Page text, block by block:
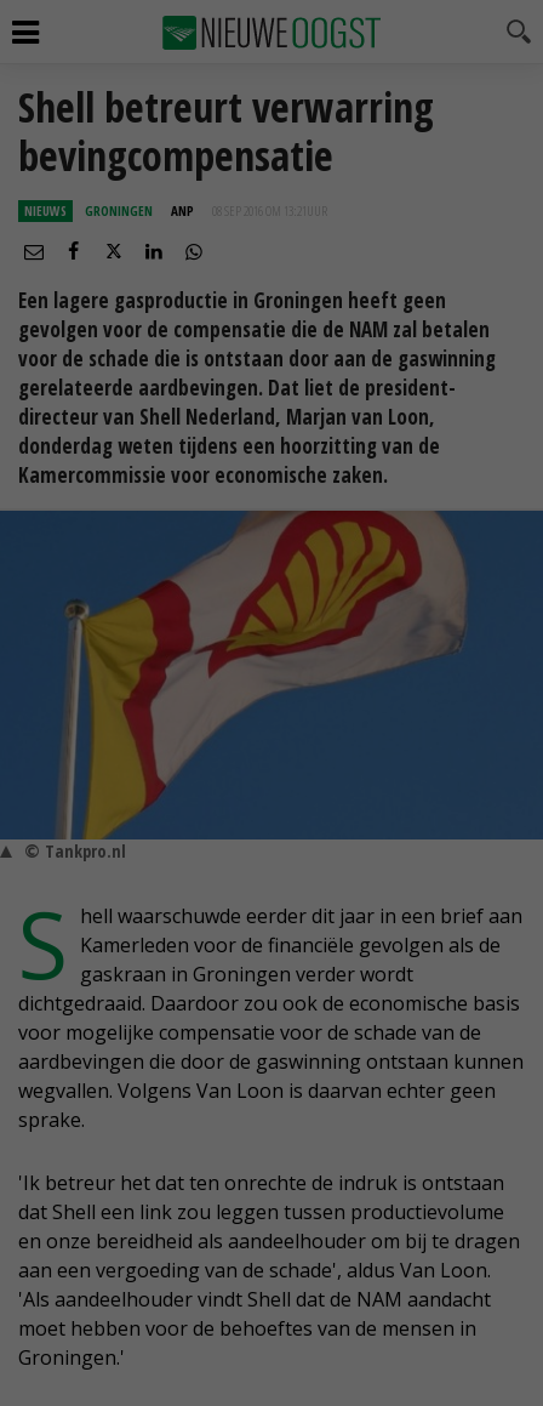
Shell betreurt verwarring
bevingcompensatie
NIEUWS GRONINGEN ANP 08 SEP 2016 OM 13:21
Een lagere gasproductie in Groningen heeft geen
gevolgen voor de compensatie die de NAM zal betalen
voor de schade die is ontstaan door aan de gaswinning
gerelateerde aardbevingen. Dat liet de president-
directeur van Shell Nederland, Marjan van Loon,
donderdag weten tijdens een hoorzitting van de
Kamercommissie voor economische zaken.
© Tankpro.nl
S
hell waarschuwde eerder dit jaar in een brief aan
Kamerleden voor de financiële gevolgen als de
gaskraan in Groningen verder wordt
dichtgedraaid. Daardoor zou ook de economische basis
voor mogelijke compensatie voor de schade van de
aardbevingen die door de gaswinning ontstaan kunnen
wegvallen. Volgens Van Loon is daarvan echter geen
sprake.
'Ik betreur het dat ten onrechte de indruk is ontstaan
dat Shell een link zou leggen tussen productievolume
en onze bereidheid als aandeelhouder om bij te dragen
aan een vergoeding van de schade', aldus Van Loon.
'Als aandeelhouder vindt Shell dat de NAM aandacht
moet hebben voor de behoeftes van de mensen in
Groningen.'